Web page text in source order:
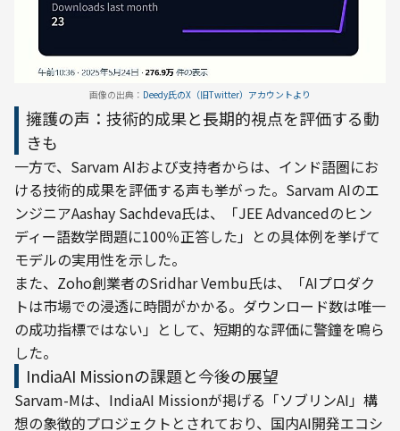
画像の出典： Deedy氏のX（旧Twitter）アカウントより
擁護の声：技術的成果と長期的視点を評価する動
きも
一方で、Sarvam AIおよび支持者からは、インド語圏にお
ける技術的成果を評価する声も挙がった。Sarvam AIのエ
ンジニアAashay Sachdeva氏は、「JEE Advancedのヒン
ディー語数学問題に100％正答した」との具体例を挙げて
モデルの実用性を示した。
また、Zoho創業者のSridhar Vembu氏は、「AIプロダク
トは市場での浸透に時間がかかる。ダウンロード数は唯一
の成功指標ではない」として、短期的な評価に警鐘を鳴ら
した。
IndiaAI Missionの課題と今後の展望
Sarvam-Mは、IndiaAI Missionが掲げる「ソブリンAI」構
想の象徴的プロジェクトとされており、国内AI開発エコシ